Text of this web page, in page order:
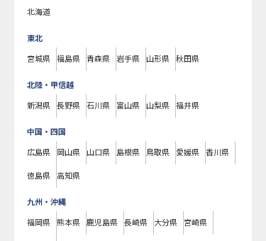
北海道
東北
宮城県 福島県 青森県 岩手県 山形県 秋田県
北陸・甲信越
新潟県 長野県 石川県 富山県 山梨県 福井県
中国・四国
広島県 岡山県 山口県 島根県 鳥取県 愛媛県 香川県
徳島県 高知県
九州・沖縄
福岡県 熊本県 鹿児島県 長崎県 大分県 宮崎県